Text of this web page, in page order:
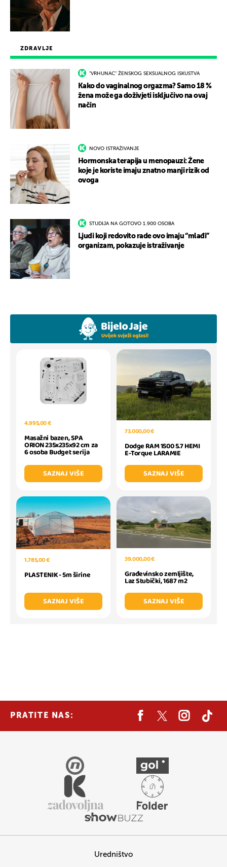
ZDRAVLJE
"VRHUNAC" ŽENSKOG SEKSUALNOG ISKUSTVA
Kako do vaginalnog orgazma? Samo 18 %
žena može ga doživjeti isključivo na ovaj
način
NOVO ISTRAŽIVANJE
Hormonska terapija u menopauzi: Žene
koje je koriste imaju znatno manji rizik od
ovoga
STUDIJA NA GOTOVO 1.900 OSOBA
Ljudi koji redovito rade ovo imaju “mlađi”
organizam, pokazuje istraživanje
4.995,00 €
Masažni bazen, SPA
ORION 235x235x92 cm za
6 osoba Budget serija
SAZNAJ VIŠE
73.000,00 €
Dodge RAM 1500 5.7 HEMI
E-Torque LARAMIE
SAZNAJ VIŠE
1.785,00 €
PLASTENIK - 5m širine
SAZNAJ VIŠE
39.000,00 €
Građevinsko zemljište,
Laz Stubički, 1687 m2
SAZNAJ VIŠE
PRATITE NAS:
Uredništvo